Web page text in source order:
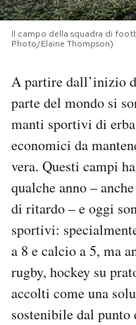
I MIEI PREFERITI
SHOP
CALENDARIO
AREA PERSONALE
Area Personale
Newsletter
Notifiche mobile
Regala il Post
Hai bisogno di aiuto?
Esci
Il campo della squadra di
Photo/Elaine Thompson)
A partire dall’inizio
parte del mondo si
manti sportivi di
economici da
vera. Questi campi
qualche anno –
di ritardo – e oggi
sportivi:
a 8 e calcio a 5, ma
rugby, hockey su
accolti come una
sostenibile dal